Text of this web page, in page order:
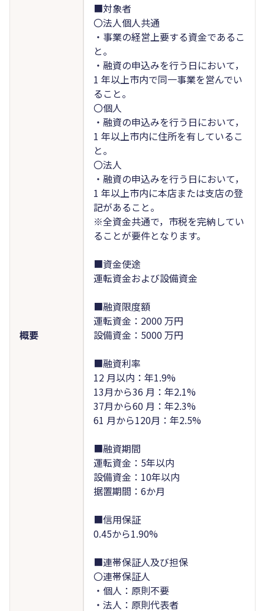
概要
■対象者
〇法人個人共通
・事業の経営上要する資金であるこ
と。
・融資の申込みを行う日において，
1 年以上市内で同一事業を営んでい
ること。
〇個人
・融資の申込みを行う日において，
1 年以上市内に住所を有しているこ
と。
〇法人
・融資の申込みを行う日において，
1 年以上市内に本店または支店の登
記があること。
※全資金共通で，市税を完納してい
ることが要件となります。
■資金使途
運転資金および設備資金
■融資限度額
運転資金：2000 万円
設備資金：5000 万円
■融資利率
12 月以内：年1.9%
13月から36 月：年2.1%
37月から60 月：年2.3%
61 月から120月：年2.5%
■融資期間
運転資金：5年以内
設備資金：10年以内
据置期間：6か月
■信用保証
0.45から1.90%
■連帯保証人及び担保
〇連帯保証人
・個人：原則不要
・法人：原則代表者